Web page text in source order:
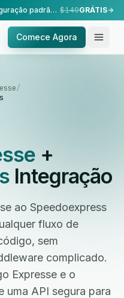
Configuração feita para você — configuração padrão, realizada pela nossa equipe. $149GRÁTIS
Comece Agora
/
+
Integração
ao Speedoexpress
fluxo de
sem
complicado.
Expresse e o
uma API segura para